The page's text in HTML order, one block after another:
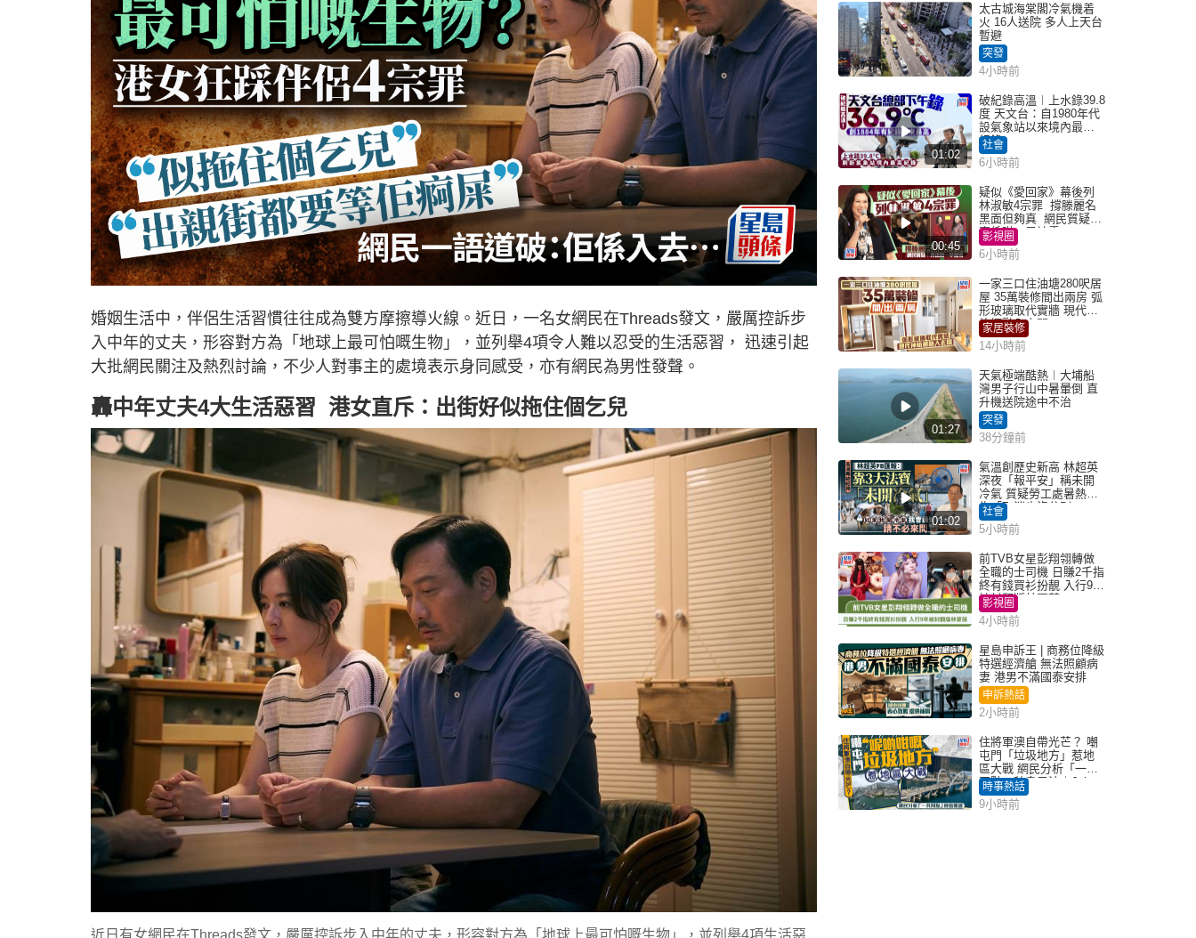
婚姻生活中，伴侶生活習慣往往成為雙方摩擦導火線。近日，一名女網民在Threads發文，嚴厲控訴步
入中年的丈夫，形容對方為「地球上最可怕嘅生物」，並列舉4項令人難以忍受的生活惡習， 迅速引起
大批網民關注及熱烈討論，不少人對事主的處境表示身同感受，亦有網民為男性發聲。
轟中年丈夫4大生活惡習 港女直斥：出街好似拖住個乞兒
近日有女網民在Threads發文，嚴厲控訴步入中年的丈夫，形容對方為「地球上最可怕嘅生物」，並列舉4項生活惡
太古城海棠閣冷氣機着
火 16人送院 多人上天台
暫避
突發
4小時前
01:02
破紀錄高溫︱上水錄39.8
度 天文台：自1980年代
設氣象站以來境內最高
紀錄
社會
6小時前
00:45
疑似《愛回家》幕後列
林淑敏4宗罪 撐滕麗名
黑面但夠真 網民質疑：
真係咁一早被雪
影視圈
6小時前
一家三口住油塘280呎居
屋 35萬裝修間出兩房 弧
形玻璃取代實牆 現代神
枱櫃融入玄關
家居裝修
14小時前
01:27
天氣極端酷熱︱大埔船
灣男子行山中暑暈倒 直
升機送院途中不治
突發
38分鐘前
01:02
氣溫創歷史新高 林超英
深夜「報平安」稱未開
冷氣 質疑勞工處暑熱警
告「取消也沒分別」
社會
5小時前
前TVB女星彭翔翎轉做
全職的士司機 日賺2千指
終有錢買衫扮靚 入行9年
被封翻版林夏薇
影視圈
4小時前
星島申訴王 | 商務位降級
特選經濟艙 無法照顧病
妻 港男不滿國泰安排
申訴熱話
2小時前
住將軍澳自帶光芒？ 嘲
屯門「垃圾地方」惹地
區大戰 網民分析「一共
同點」秒息風波｜Juicy
叮
時事熱話
9小時前